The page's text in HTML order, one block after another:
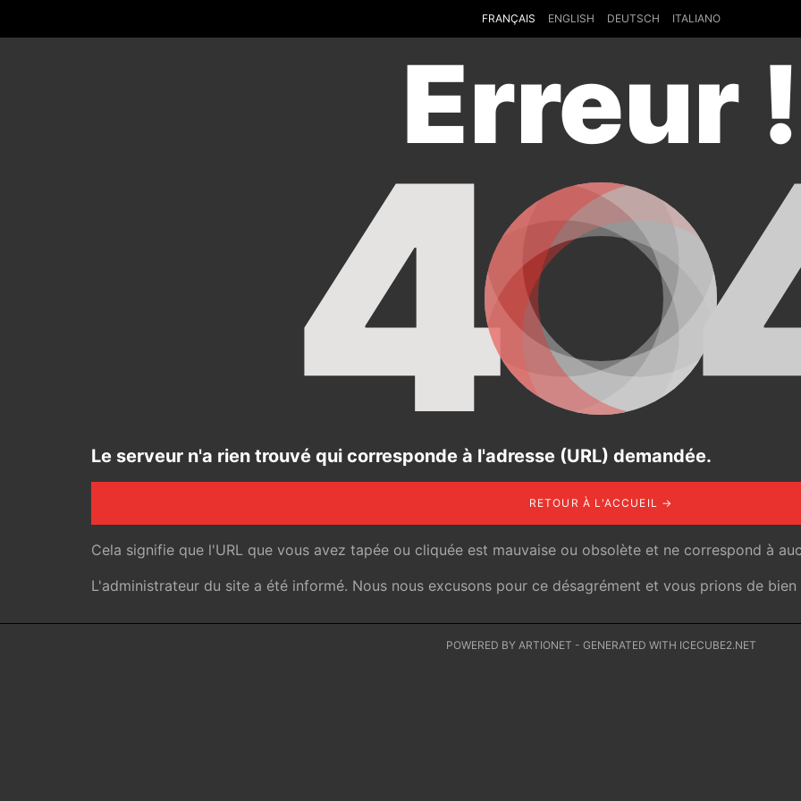
FRANÇAIS ENGLISH DEUTSCH ITALIANO
Erreur !
4
Le serveur n'a rien trouvé qui corresponde à l'adresse (URL) demandée.
RETOUR À L'ACCUEIL →
Cela signifie que l'URL que vous avez tapée ou cliquée est mauvaise ou obsolète et ne correspond à
L'administrateur du site a été informé. Nous nous excusons pour ce désagrément et vous prions de
POWERED BY ARTIONET - GENERATED WITH ICECUBE2.NET